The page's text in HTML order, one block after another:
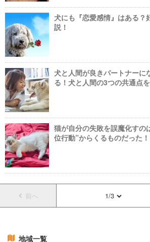
犬にも『恋愛感情』はある？
説！
犬と人間が良きパートナーに
る！犬と人間の3つの共通点
猫が自分の失敗を誤魔化すの
位行動”からくるものだった！
前へ 1/3
地域一覧